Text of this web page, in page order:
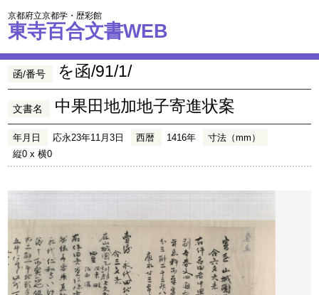
京都府立京都学・歴彩館
東寺百合文書WEB
函/番号 を函/91/1/
文書名 中果田地加地子寄進状案
年月日 応永23年11月3日 西暦 1416年
寸法（mm）
縦0 x 横0